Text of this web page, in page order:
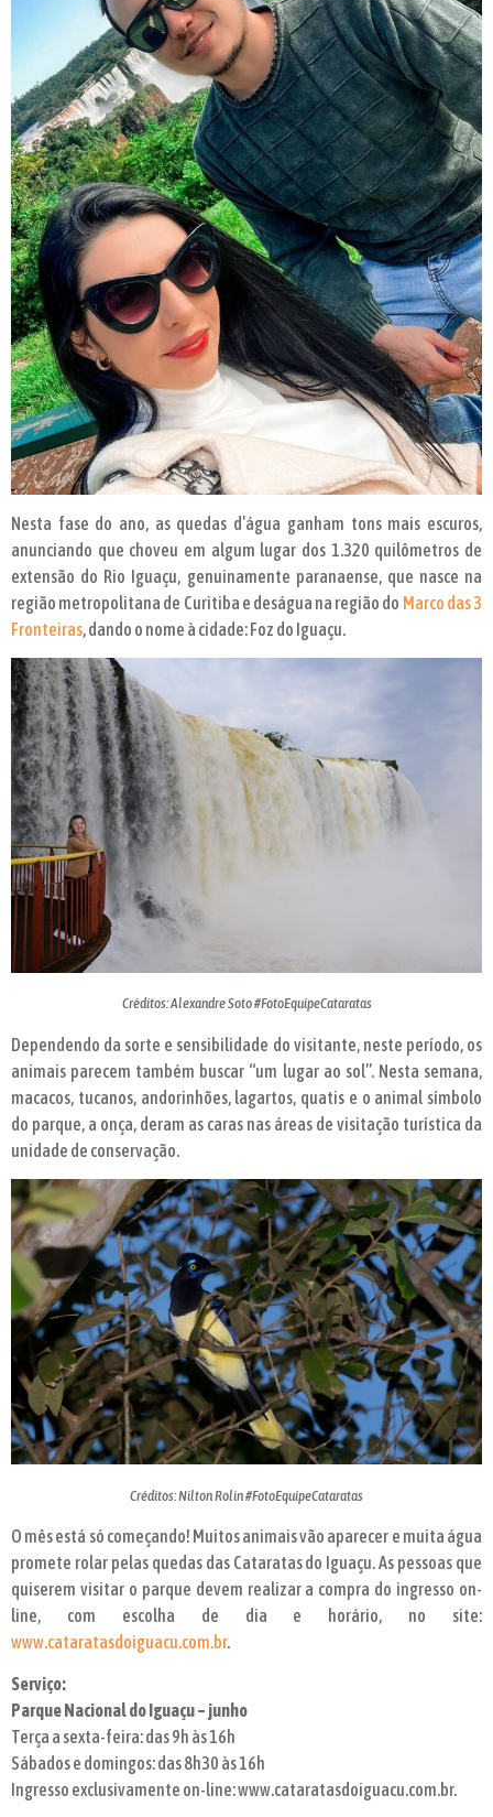
Nesta fase do ano, as quedas d’água ganham tons mais escuros,
anunciando que choveu em algum lugar dos 1.320 quilômetros de
extensão do Rio Iguaçu, genuinamente paranaense, que nasce na
região metropolitana de Curitiba e deságua na região do Marco das 3
Fronteiras, dando o nome à cidade: Foz do Iguaçu.
Créditos: Alexandre Soto #FotoEquipeCataratas
Dependendo da sorte e sensibilidade do visitante, neste período, os
animais parecem também buscar “um lugar ao sol”. Nesta semana,
macacos, tucanos, andorinhões, lagartos, quatis e o animal símbolo
do parque, a onça, deram as caras nas áreas de visitação turística da
unidade de conservação.
Créditos: Nilton Rolin #FotoEquipeCataratas
O mês está só começando! Muitos animais vão aparecer e muita água
promete rolar pelas quedas das Cataratas do Iguaçu. As pessoas que
quiserem visitar o parque devem realizar a compra do ingresso on-
line, com escolha de dia e horário, no site:
www.cataratasdoiguacu.com.br.
Serviço:
Parque Nacional do Iguaçu – junho
Terça a sexta-feira: das 9h às 16h
Sábados e domingos: das 8h30 às 16h
Ingresso exclusivamente on-line: www.cataratasdoiguacu.com.br.